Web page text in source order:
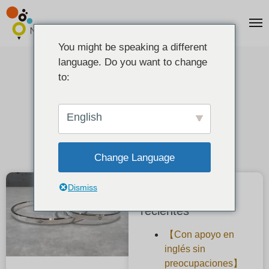
Grabado de joyas de plata
recientes
【Con apoyo en
inglés sin
preocupaciones】
You might be speaking a different
language. Do you want to change
to:
English
Change Language
Dismiss